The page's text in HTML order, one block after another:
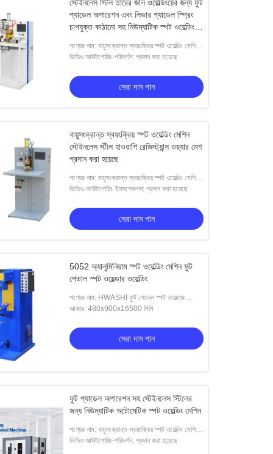
স্টেইনলেস স্টিল তারের জাল ওয়েল্ডিংয়ের জন্য ফুট
প্যাডেল অপারেশন এবং লিভার প্যাডেল স্প্রিং
চাপযুক্ত কাঠামো সহ নিউম্যাটিক স্পট ওয়েল্ডিং
পণ্যের নাম: বায়ুসংক্রান্ত স্বয়ংক্রিয় স্পট ওয়েল্ডিং মেশিন
স্টেইনলেস স্টীল হাওয়াশি রেজিস্ট্যান্স ওয়্যার মেশ
ভিডিও আউটগোয়িং-পরিদর্শন: প্রদান করা হয়েছে
সেরা দাম পান
বায়ুসংক্রান্ত স্বয়ংক্রিয় স্পট ওয়েল্ডিং মেশিন
স্টেইনলেস স্টীল হাওয়াশি রেজিস্ট্যান্স ওয়্যার মেশ
প্রদান করা হয়েছে
পণ্যের নাম: বায়ুসংক্রান্ত স্বয়ংক্রিয় স্পট ওয়েল্ডিং মেশিন
স্টেইনলেস স্টীল হাওয়াশি রেজিস্ট্যান্স ওয়্যার মেশ
ভিডিও-আউটগোয়িং-ইনসপেকশন: প্রদান করা হয়েছে
সেরা দাম পান
5052 অ্যালুমিনিয়াম স্পট ওয়েল্ডিং মেশিন ফুট
পেডাল স্পট ওয়েল্ডার ওয়েল্ডিং
পণ্যের নাম: HWASHI ফুট পেডেল স্পট ওয়েল্ডার
অ্যালুমিনিয়াম এবং অন্যান্য প্লেট উপাদান ঢালাই
আকার: 480x900x16500 মিমি
সেরা দাম পান
ফুট প্যাডেল অপারেশন সহ স্টেইনলেস স্টিলের
জন্য নিউম্যাটিক অটোমেটিক স্পট ওয়েল্ডিং মেশিন
পণ্যের নাম: বায়ুসংক্রান্ত স্বয়ংক্রিয় স্পট ওয়েল্ডিং মেশিন
স্টেইনলেস স্টীল হাওয়াশি রেজিস্ট্যান্স ওয়্যার মেশ
ভিডিও আউটগোয়িং-পরিদর্শন: প্রদান করা হয়েছে